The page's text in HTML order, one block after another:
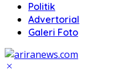
Politik
Advertorial
Galeri Foto